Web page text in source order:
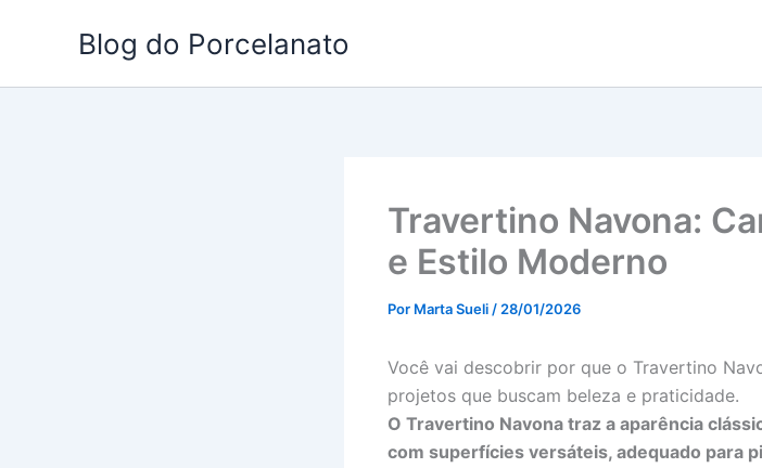
Blog do Porcelanato
Travertino Navona:
e Estilo Moderno
Por Marta Sueli / 28/01/2026
Você vai descobrir por que o Travertino
projetos que buscam beleza e praticidade.
O Travertino Navona traz a aparência
com superfícies versáteis, adequado para